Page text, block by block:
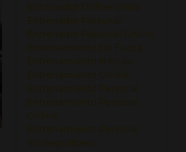
Entrenador Online Gratis
Entrenador Personal
Entrenador Personal Online
Entrenamiento De Fueza
Entrenamiento Hibrido
Entrenamiento Online
Entrenamiento Personal
Entrenamiento Personal
Online
Entrenamiento Personal
Sin Seguidores